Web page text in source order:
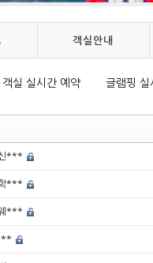
객실안내
객실 실시간 예약 글램핑
***
***
***